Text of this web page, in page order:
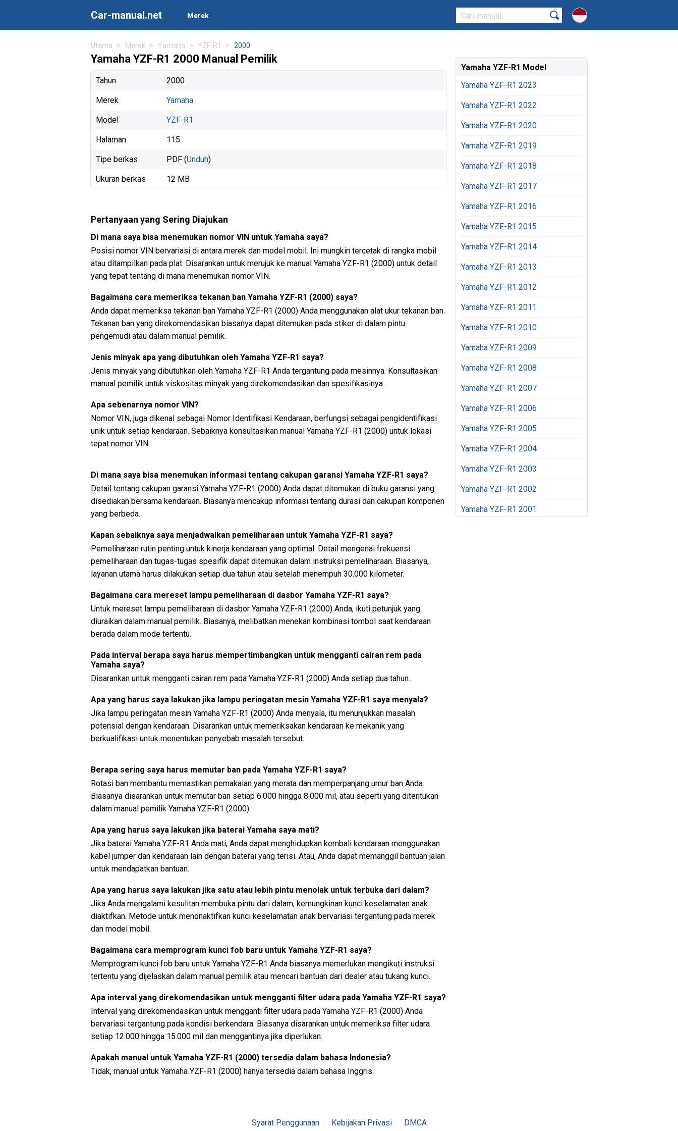
Car-manual.net Merek
Utama Merek Yamaha YZF-R1 2000
Yamaha YZF-R1 2000 Manual Pemilik
Tahun 2000
Merek Yamaha
Model YZF-R1
Halaman 115
Tipe berkas PDF (Unduh)
Ukuran berkas 12 MB
Pertanyaan yang Sering Diajukan
Di mana saya bisa menemukan nomor VIN untuk Yamaha saya?
Posisi nomor VIN bervariasi di antara merek dan model mobil. Ini mungkin tercetak di rangka mobil
atau ditampilkan pada plat. Disarankan untuk merujuk ke manual Yamaha YZF-R1 (2000) untuk detail
yang tepat tentang di mana menemukan nomor VIN.
Bagaimana cara memeriksa tekanan ban Yamaha YZF-R1 (2000) saya?
Anda dapat memeriksa tekanan ban Yamaha YZF-R1 (2000) Anda menggunakan alat ukur tekanan ban.
Tekanan ban yang direkomendasikan biasanya dapat ditemukan pada stiker di dalam pintu
pengemudi atau dalam manual pemilik.
Jenis minyak apa yang dibutuhkan oleh Yamaha YZF-R1 saya?
Jenis minyak yang dibutuhkan oleh Yamaha YZF-R1 Anda tergantung pada mesinnya. Konsultasikan
manual pemilik untuk viskositas minyak yang direkomendasikan dan spesifikasinya.
Apa sebenarnya nomor VIN?
Nomor VIN, juga dikenal sebagai Nomor Identifikasi Kendaraan, berfungsi sebagai pengidentifikasi
unik untuk setiap kendaraan. Sebaiknya konsultasikan manual Yamaha YZF-R1 (2000) untuk lokasi
tepat nomor VIN.
Di mana saya bisa menemukan informasi tentang cakupan garansi Yamaha YZF-R1 saya?
Detail tentang cakupan garansi Yamaha YZF-R1 (2000) Anda dapat ditemukan di buku garansi yang
disediakan bersama kendaraan. Biasanya mencakup informasi tentang durasi dan cakupan komponen
yang berbeda.
Kapan sebaiknya saya menjadwalkan pemeliharaan untuk Yamaha YZF-R1 saya?
Pemeliharaan rutin penting untuk kinerja kendaraan yang optimal. Detail mengenai frekuensi
pemeliharaan dan tugas-tugas spesifik dapat ditemukan dalam instruksi pemeliharaan. Biasanya,
layanan utama harus dilakukan setiap dua tahun atau setelah menempuh 30.000 kilometer.
Bagaimana cara mereset lampu pemeliharaan di dasbor Yamaha YZF-R1 saya?
Untuk mereset lampu pemeliharaan di dasbor Yamaha YZF-R1 (2000) Anda, ikuti petunjuk yang
diuraikan dalam manual pemilik. Biasanya, melibatkan menekan kombinasi tombol saat kendaraan
berada dalam mode tertentu.
Pada interval berapa saya harus mempertimbangkan untuk mengganti cairan rem pada
Yamaha saya?
Disarankan untuk mengganti cairan rem pada Yamaha YZF-R1 (2000) Anda setiap dua tahun.
Apa yang harus saya lakukan jika lampu peringatan mesin Yamaha YZF-R1 saya menyala?
Jika lampu peringatan mesin Yamaha YZF-R1 (2000) Anda menyala, itu menunjukkan masalah
potensial dengan kendaraan. Disarankan untuk memeriksakan kendaraan ke mekanik yang
berkualifikasi untuk menentukan penyebab masalah tersebut.
Berapa sering saya harus memutar ban pada Yamaha YZF-R1 saya?
Rotasi ban membantu memastikan pemakaian yang merata dan memperpanjang umur ban Anda.
Biasanya disarankan untuk memutar ban setiap 6.000 hingga 8.000 mil, atau seperti yang ditentukan
dalam manual pemilik Yamaha YZF-R1 (2000).
Apa yang harus saya lakukan jika baterai Yamaha saya mati?
Jika baterai Yamaha YZF-R1 Anda mati, Anda dapat menghidupkan kembali kendaraan menggunakan
kabel jumper dan kendaraan lain dengan baterai yang terisi. Atau, Anda dapat memanggil bantuan jalan
untuk mendapatkan bantuan.
Apa yang harus saya lakukan jika satu atau lebih pintu menolak untuk terbuka dari dalam?
Jika Anda mengalami kesulitan membuka pintu dari dalam, kemungkinan kunci keselamatan anak
diaktifkan. Metode untuk menonaktifkan kunci keselamatan anak bervariasi tergantung pada merek
dan model mobil.
Bagaimana cara memprogram kunci fob baru untuk Yamaha YZF-R1 saya?
Memprogram kunci fob baru untuk Yamaha YZF-R1 Anda biasanya memerlukan mengikuti instruksi
tertentu yang dijelaskan dalam manual pemilik atau mencari bantuan dari dealer atau tukang kunci.
Apa interval yang direkomendasikan untuk mengganti filter udara pada Yamaha YZF-R1 saya?
Interval yang direkomendasikan untuk mengganti filter udara pada Yamaha YZF-R1 (2000) Anda
bervariasi tergantung pada kondisi berkendara. Biasanya disarankan untuk memeriksa filter udara
setiap 12.000 hingga 15.000 mil dan menggantinya jika diperlukan.
Apakah manual untuk Yamaha YZF-R1 (2000) tersedia dalam bahasa Indonesia?
Tidak, manual untuk Yamaha YZF-R1 (2000) hanya tersedia dalam bahasa Inggris.
Yamaha YZF-R1 Model
Yamaha YZF-R1 2023
Yamaha YZF-R1 2022
Yamaha YZF-R1 2020
Yamaha YZF-R1 2019
Yamaha YZF-R1 2018
Yamaha YZF-R1 2017
Yamaha YZF-R1 2016
Yamaha YZF-R1 2015
Yamaha YZF-R1 2014
Yamaha YZF-R1 2013
Yamaha YZF-R1 2012
Yamaha YZF-R1 2011
Yamaha YZF-R1 2010
Yamaha YZF-R1 2009
Yamaha YZF-R1 2008
Yamaha YZF-R1 2007
Yamaha YZF-R1 2006
Yamaha YZF-R1 2005
Yamaha YZF-R1 2004
Yamaha YZF-R1 2003
Yamaha YZF-R1 2002
Yamaha YZF-R1 2001
Syarat Penggunaan Kebijakan Privasi DMCA